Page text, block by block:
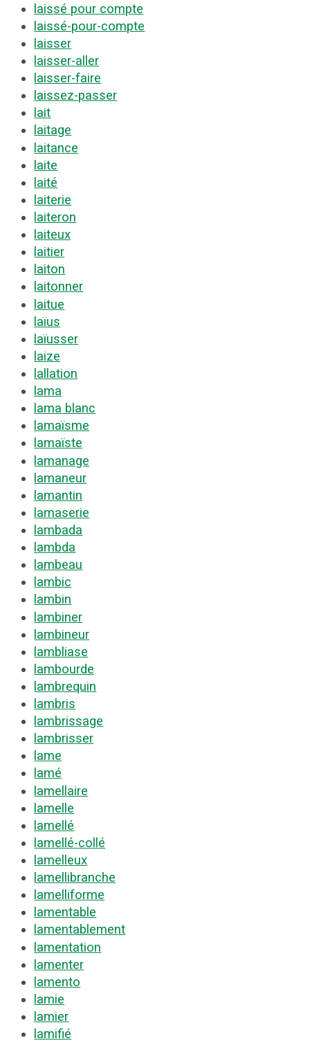
laissé pour compte
laissé-pour-compte
laisser
laisser-aller
laisser-faire
laissez-passer
lait
laitage
laitance
laite
laité
laiterie
laiteron
laiteux
laitier
laiton
laitonner
laitue
laïus
laïusser
laize
lallation
lama
lama blanc
lamaïsme
lamaïste
lamanage
lamaneur
lamantin
lamaserie
lambada
lambda
lambeau
lambic
lambin
lambiner
lambineur
lambliase
lambourde
lambrequin
lambris
lambrissage
lambrisser
lame
lamé
lamellaire
lamelle
lamellé
lamellé-collé
lamelleux
lamellibranche
lamelliforme
lamentable
lamentablement
lamentation
lamenter
lamento
lamie
lamier
lamifié